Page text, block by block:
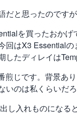
だと思ったので
を買ったおかげ
回はX3 Essential
したディレイは
煎じです。背景あ
いのは私くらいだ
し入れものにな